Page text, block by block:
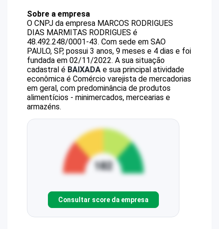
Sobre a empresa
O CNPJ da empresa MARCOS RODRIGUES
DIAS MARMITAS RODRIGUES é
48.492.248/0001-43. Com sede em SAO
PAULO, SP, possui 3 anos, 9 meses e 4 dias e foi
fundada em 02/11/2022. A sua situação
cadastral é BAIXADA e sua principal atividade
econômica é Comércio varejista de mercadorias
em geral, com predominância de produtos
alimentícios - minimercados, mercearias e
armazéns.
Consultar score da empresa